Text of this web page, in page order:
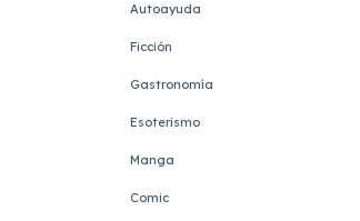
Autoayuda
Ficción
Gastronomía
Esoterismo
Manga
Comic